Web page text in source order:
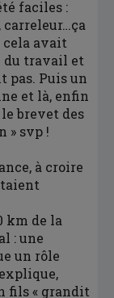
faciles :
cela avait
du travail et
pas. Puis un
et là, enfin
brevet des
» svp !
à croire
km de la
: une
un rôle
fils « grandit